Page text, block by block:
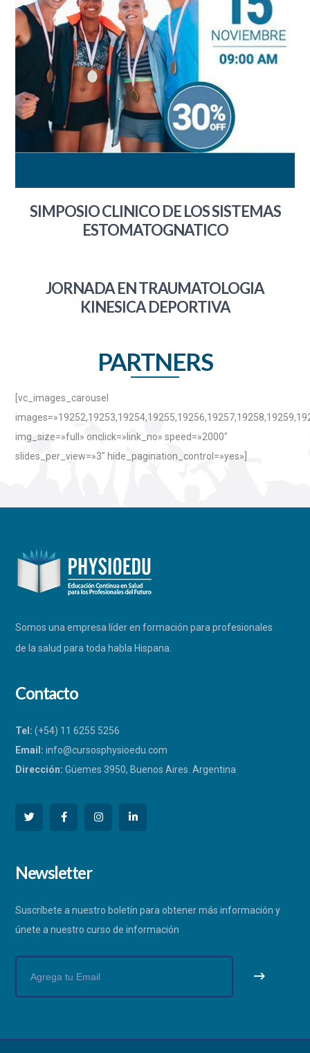
SIMPOSIO CLINICO DE LOS SISTEMAS
ESTOMATOGNATICO
JORNADA EN TRAUMATOLOGIA
KINESICA DEPORTIVA
PARTNERS
[vc_images_carousel
img_size=»full» onclick=»link_no» speed=»2000″
slides_per_view=»3″ hide_pagination_control=»yes»]
Somos una empresa líder en formación para profesionales
de la salud para toda habla Hispana.
Respondemos a la brevedad
Contacto
Tel: (+54) 11 6255 5256
Email: info@cursosphysioedu.com
Dirección: Güemes 3950, Buenos Aires. Argentina
Newsletter
Suscríbete a nuestro boletín para obtener más información y
únete a nuestro curso de información